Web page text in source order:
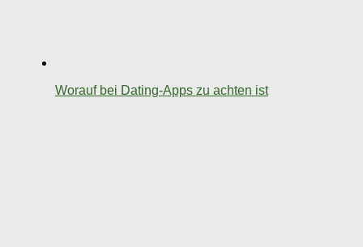
Worauf bei Dating-Apps zu achten ist